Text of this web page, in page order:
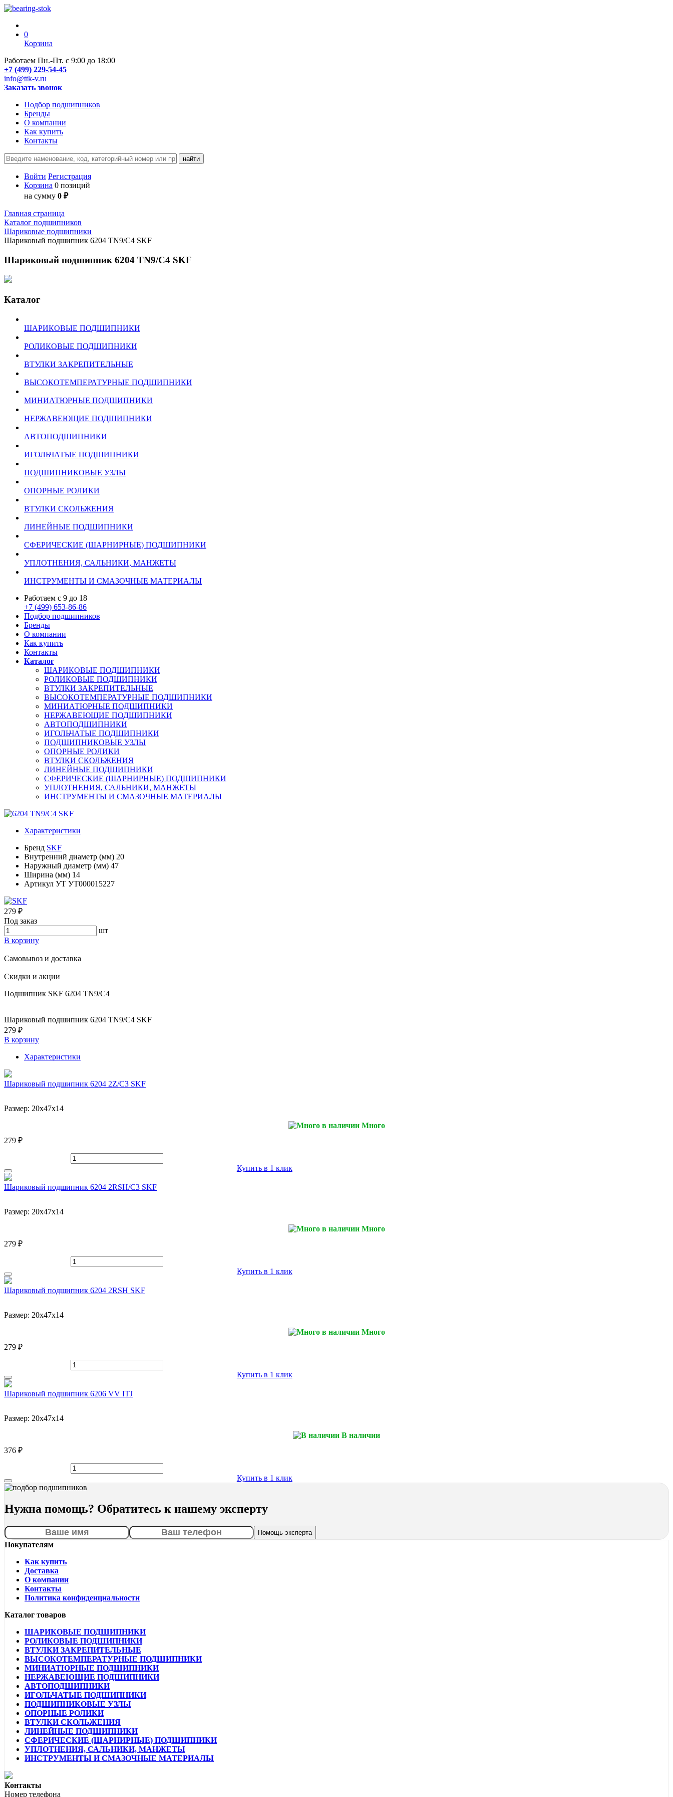
0
Корзина
Работаем Пн.-Пт. с 9:00 до 18:00
+7 (499) 229-54-45
info@ttk-v.ru
Заказать звонок
Подбор подшипников
Бренды
О компании
Как купить
Контакты
Войти Регистрация
Корзина 0 позиций
на сумму 0 ₽
Главная страница
Каталог подшипников
Шариковые подшипники
Шариковый подшипник 6204 TN9/C4 SKF
Шариковый подшипник 6204 TN9/C4 SKF
Каталог
ШАРИКОВЫЕ ПОДШИПНИКИ
РОЛИКОВЫЕ ПОДШИПНИКИ
ВТУЛКИ ЗАКРЕПИТЕЛЬНЫЕ
ВЫСОКОТЕМПЕРАТУРНЫЕ ПОДШИПНИКИ
МИНИАТЮРНЫЕ ПОДШИПНИКИ
НЕРЖАВЕЮЩИЕ ПОДШИПНИКИ
АВТОПОДШИПНИКИ
ИГОЛЬЧАТЫЕ ПОДШИПНИКИ
ПОДШИПНИКОВЫЕ УЗЛЫ
ОПОРНЫЕ РОЛИКИ
ВТУЛКИ СКОЛЬЖЕНИЯ
ЛИНЕЙНЫЕ ПОДШИПНИКИ
СФЕРИЧЕСКИЕ (ШАРНИРНЫЕ) ПОДШИПНИКИ
УПЛОТНЕНИЯ, САЛЬНИКИ, МАНЖЕТЫ
ИНСТРУМЕНТЫ И СМАЗОЧНЫЕ МАТЕРИАЛЫ
Работаем с 9 до 18
+7 (499) 653-86-86
Подбор подшипников
Бренды
О компании
Как купить
Контакты
Каталог
ШАРИКОВЫЕ ПОДШИПНИКИ
РОЛИКОВЫЕ ПОДШИПНИКИ
ВТУЛКИ ЗАКРЕПИТЕЛЬНЫЕ
ВЫСОКОТЕМПЕРАТУРНЫЕ ПОДШИПНИКИ
МИНИАТЮРНЫЕ ПОДШИПНИКИ
НЕРЖАВЕЮЩИЕ ПОДШИПНИКИ
АВТОПОДШИПНИКИ
ИГОЛЬЧАТЫЕ ПОДШИПНИКИ
ПОДШИПНИКОВЫЕ УЗЛЫ
ОПОРНЫЕ РОЛИКИ
ВТУЛКИ СКОЛЬЖЕНИЯ
ЛИНЕЙНЫЕ ПОДШИПНИКИ
СФЕРИЧЕСКИЕ (ШАРНИРНЫЕ) ПОДШИПНИКИ
УПЛОТНЕНИЯ, САЛЬНИКИ, МАНЖЕТЫ
ИНСТРУМЕНТЫ И СМАЗОЧНЫЕ МАТЕРИАЛЫ
Характеристики
Бренд SKF
Внутренний диаметр (мм) 20
Наружный диаметр (мм) 47
Ширина (мм) 14
Артикул УТ УТ000015227
279 ₽
Под заказ
шт
В корзину
Самовывоз и доставка
Скидки и акции
Подшипник SKF 6204 TN9/C4
Шариковый подшипник 6204 TN9/C4 SKF
279 ₽
В корзину
Характеристики
Шариковый подшипник 6204 2Z/C3 SKF
Размер: 20x47x14
Много
279 ₽
Купить в 1 клик
Шариковый подшипник 6204 2RSH/C3 SKF
Размер: 20x47x14
Много
279 ₽
Купить в 1 клик
Шариковый подшипник 6204 2RSH SKF
Размер: 20x47x14
Много
279 ₽
Купить в 1 клик
Шариковый подшипник 6206 VV ITJ
Размер: 20x47x14
В наличии
376 ₽
Купить в 1 клик
Нужна помощь? Обратитесь к нашему эксперту
Покупателям
Как купить
Доставка
О компании
Контакты
Политика конфиденциальности
Каталог товаров
ШАРИКОВЫЕ ПОДШИПНИКИ
РОЛИКОВЫЕ ПОДШИПНИКИ
ВТУЛКИ ЗАКРЕПИТЕЛЬНЫЕ
ВЫСОКОТЕМПЕРАТУРНЫЕ ПОДШИПНИКИ
МИНИАТЮРНЫЕ ПОДШИПНИКИ
НЕРЖАВЕЮЩИЕ ПОДШИПНИКИ
АВТОПОДШИПНИКИ
ИГОЛЬЧАТЫЕ ПОДШИПНИКИ
ПОДШИПНИКОВЫЕ УЗЛЫ
ОПОРНЫЕ РОЛИКИ
ВТУЛКИ СКОЛЬЖЕНИЯ
ЛИНЕЙНЫЕ ПОДШИПНИКИ
СФЕРИЧЕСКИЕ (ШАРНИРНЫЕ) ПОДШИПНИКИ
УПЛОТНЕНИЯ, САЛЬНИКИ, МАНЖЕТЫ
ИНСТРУМЕНТЫ И СМАЗОЧНЫЕ МАТЕРИАЛЫ
Контакты
Номер телефона